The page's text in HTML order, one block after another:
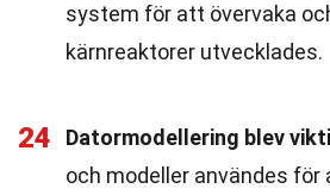
system för att övervaka
kärnreaktorer utvecklades.
24 Datormodellering blev
och modeller användes